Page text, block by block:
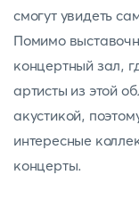
смогут увидеть
Помимо
концертный зал,
артисты из этой
акустикой,
интересные
концерты.